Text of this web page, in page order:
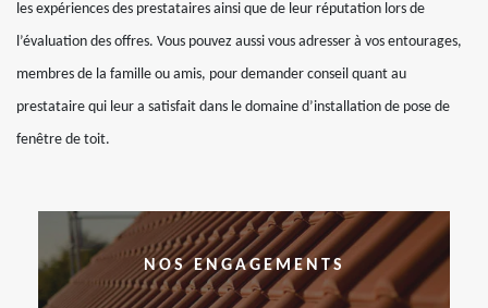
les expériences des prestataires ainsi que de leur réputation lors de
l’évaluation des offres. Vous pouvez aussi vous adresser à vos entourages,
membres de la famille ou amis, pour demander conseil quant au
prestataire qui leur a satisfait dans le domaine d’installation de pose de
fenêtre de toit.
NOS ENGAGEMENTS